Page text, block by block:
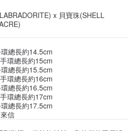
x 貝寶珠(SHELL
總長約14.5cm
環總長約15cm
總長約15.5cm
環總長約16cm
總長約16.5cm
環總長約17cm
總長約17.5cm
信